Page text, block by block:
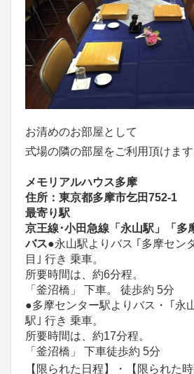
お清めのお部屋として
式場の隣の部屋をご利用頂けます
メモリアルハウス多摩
住所：東京都多摩市乞田752-1
最寄り駅
京王線･小田急線「永山駅」「多
バス●永山駅よりバス ｢多摩セン
目｣ 行き 乗車。
所要時間は、約6分程。
「釜沼橋」 下車。 徒歩約 5分
●多摩センター駅よりバス・ ｢永
駅｣ 行き 乗車。
所要時間は、約17分程。
「釜沼橋」 下車徒歩約 5分
【限られた日程】・【限られた